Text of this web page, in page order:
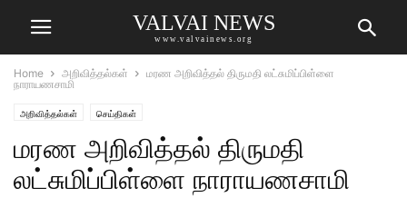
VALVAI NEWS
www.valvainews.org
Home அறிவித்தல்கள்
மரண அறிவித்தல் திருமதி லட்சுமிப்பிள்ளை
நாராயணசாமி
அறிவித்தல்கள் செய்திகள்
மரண அறிவித்தல் திருமதி
லட்சுமிப்பிள்ளை நாராயணசாமி